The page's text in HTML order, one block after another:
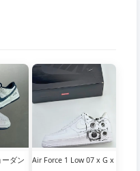
ダン
Air Force 1 Low 07 x G x